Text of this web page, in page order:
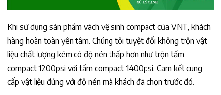
Khi sử dụng sản phẩm vách vệ sinh compact của VNT, khách
hàng hoàn toàn yên tâm. Chúng tôi tuyệt đối không trộn vật
liệu chất lượng kém có độ nén thấp hơn như trộn tấm
compact 1200psi với tấm compact 1400psi. Cam kết cung
cấp vật liệu đúng với độ nén mà khách đã chọn trước đó.